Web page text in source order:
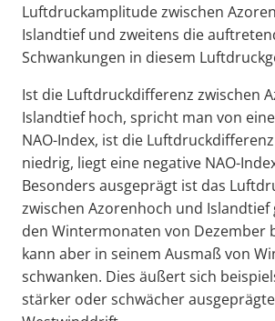
Luftdruckamplitude zwischen
Islandtief und zweitens die
Schwankungen in diesem
Ist die Luftdruckdifferenz zwischen
Islandtief hoch, spricht man von
NAO-Index, ist die
niedrig, liegt eine negative NAO-
Besonders ausgeprägt ist das
zwischen Azorenhoch und
den Wintermonaten von Dezember
kann aber in seinem Ausmaß von
schwanken. Dies äußert sich
stärker oder schwächer